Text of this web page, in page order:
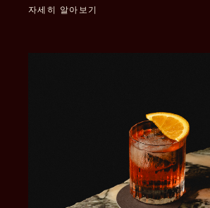
자세히 알아보기